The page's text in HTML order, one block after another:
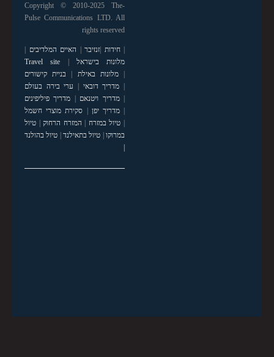
Copyright © 2010-2025 The-
Pulse Communications LTD. All
rights reserved
|חידות |זנזיבר | האיים המלדיבים |
מלונות בישראל |
Travel site
|מלונות באילת | בניית קישורים
| מדריך דובאי | ערי בירה בעולם
|מדריך ויטנאם | מדריך פיליפינים
|מדריך יפן | סקירת מוצרי חשמל
| טיול במזרח | המזרח הרחוק| טיול
במרוקו| טיול בתאילנד| טיול בהולנד
|